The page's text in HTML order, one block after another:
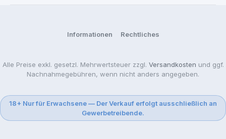
Informationen Rechtliches
Alle Preise exkl. gesetzl. Mehrwertsteuer zzgl. Versandkosten und ggf.
Nachnahmegebühren, wenn nicht anders angegeben.
18+ Nur für Erwachsene — Der Verkauf erfolgt ausschließlich an
Gewerbetreibende.